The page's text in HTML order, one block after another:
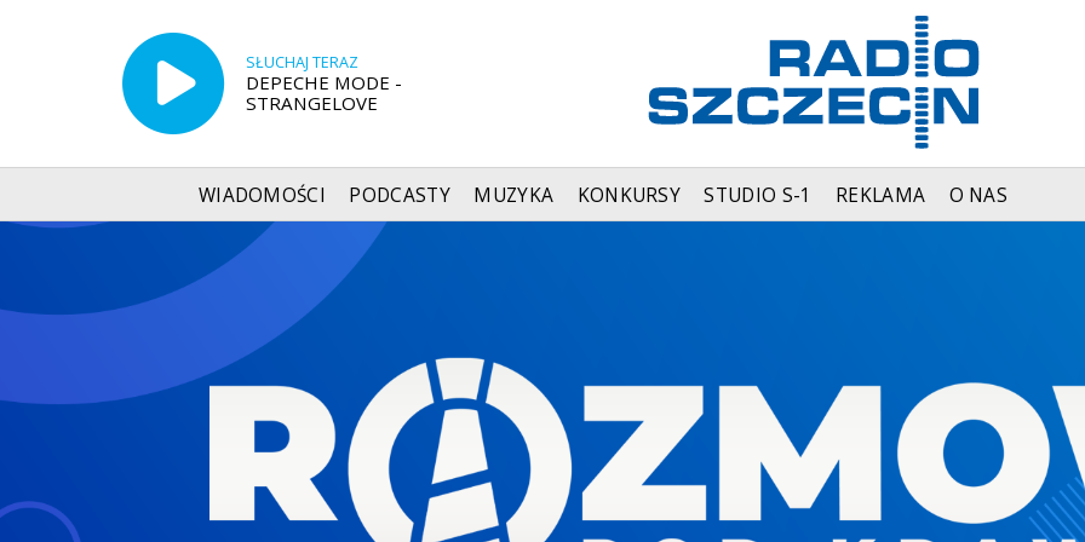
SŁUCHAJ TERAZ
DEPECHE MODE -
STRANGELOVE
WIADOMOŚCI PODCASTY MUZYKA KONKURSY STUDIO S-1 REKLAMA O NAS